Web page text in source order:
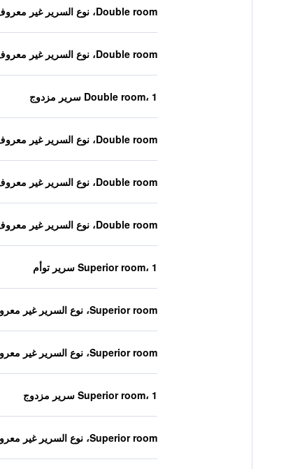
Double room، نوع السرير غير معروف
Double room، نوع السرير غير معروف
Double room، 1 سرير مزدوج
Double room، نوع السرير غير معروف
Double room، نوع السرير غير معروف
Double room، نوع السرير غير معروف
Superior room، 1 سرير توأم
Superior room، نوع السرير غير معروف
Superior room، نوع السرير غير معروف
Superior room، 1 سرير مزدوج
Superior room، نوع السرير غير معروف